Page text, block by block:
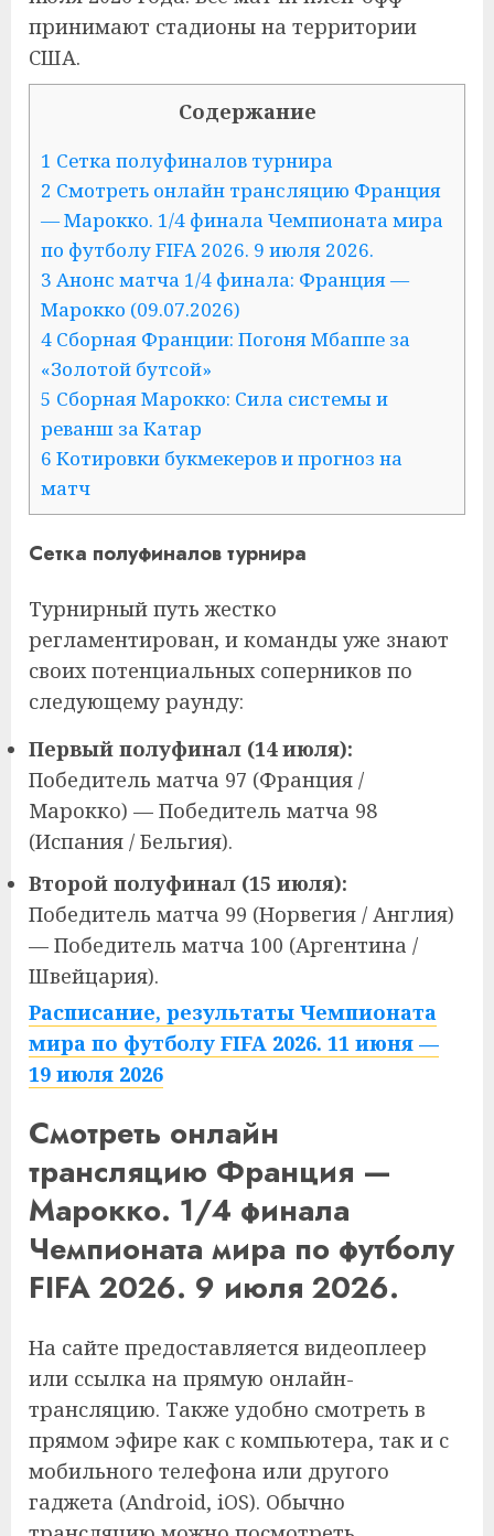
принимают стадионы на территории
США.
Содержание
1 Сетка полуфиналов турнира
2 Смотреть онлайн трансляцию Франция
— Марокко. 1/4 финала Чемпионата мира
по футболу FIFA 2026. 9 июля 2026.
3 Анонс матча 1/4 финала: Франция —
Марокко (09.07.2026)
4 Сборная Франции: Погоня Мбаппе за
«Золотой бутсой»
5 Сборная Марокко: Сила системы и
реванш за Катар
6 Котировки букмекеров и прогноз на
матч
Сетка полуфиналов турнира
Турнирный путь жестко
регламентирован, и команды уже знают
своих потенциальных соперников по
следующему раунду:
Первый полуфинал (14 июля):
Победитель матча 97 (Франция /
Марокко) — Победитель матча 98
(Испания / Бельгия).
Второй полуфинал (15 июля):
Победитель матча 99 (Норвегия / Англия)
— Победитель матча 100 (Аргентина /
Швейцария).
Расписание, результаты Чемпионата
мира по футболу FIFA 2026. 11 июня —
19 июля 2026
Смотреть онлайн
трансляцию Франция —
Марокко. 1/4 финала
Чемпионата мира по футболу
FIFA 2026. 9 июля 2026.
На сайте предоставляется видеоплеер
или ссылка на прямую онлайн-
трансляцию. Также удобно смотреть в
прямом эфире как с компьютера, так и с
мобильного телефона или другого
гаджета (Android, iOS). Обычно